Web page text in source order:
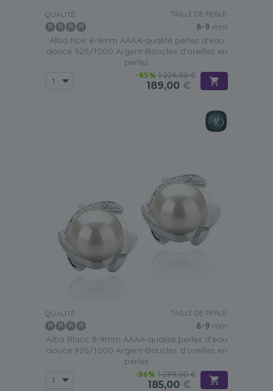
QUALITÉ: TAILLE DE PERLE:
8-9 mm
Alba Noir 8-9mm AAAA-qualité perles d'eau
douce 925/1000 Argent-Boucles d'oreilles en
perles
-85% 1 229,00 €
189,00 €
QUALITÉ: TAILLE DE PERLE:
8-9 mm
Alba Blanc 8-9mm AAAA-qualité perles d'eau
douce 925/1000 Argent-Boucles d'oreilles en
perles
-86% 1 299,00 €
185,00 €